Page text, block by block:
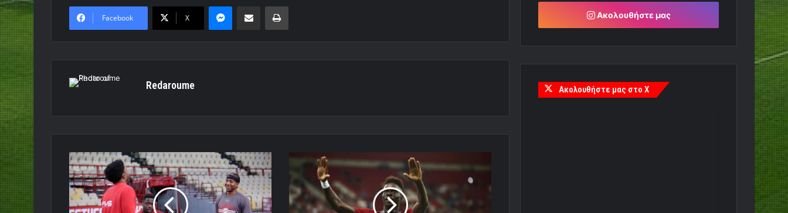
Facebook X
MessengerΚοινοποίηση μέσω ηλεκτρονικού ταχυδρομείουΕκτύπωση
Redaroume
Ο
Μπαρτζώκας
«έκοψε»
τον
Κάνααν
Τις
ο
Σισέ
Ακολουθήστε μας
Ακολουθήστε μας στο X